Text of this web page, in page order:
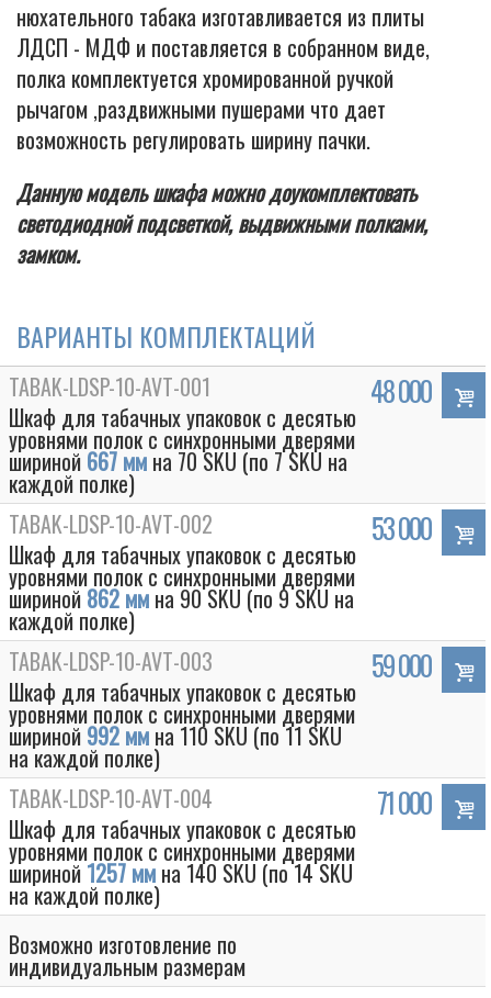
нюхательного табака изготавливается из плиты
ЛДСП - МДФ и поставляется в собранном виде,
полка комплектуется хромированной ручкой
рычагом ,раздвижными пушерами что дает
возможность регулировать ширину пачки.
Данную модель шкафа можно доукомплектовать
светодиодной подсветкой, выдвижными полками,
замком.
ВАРИАНТЫ КОМПЛЕКТАЦИЙ
TABAK-LDSP-10-AVT-001
Шкаф для табачных упаковок с десятью
уровнями полок с синхронными дверями
шириной 667 мм на 70 SKU (по 7 SKU на
каждой полке)
48 000
TABAK-LDSP-10-AVT-002
Шкаф для табачных упаковок с десятью
уровнями полок с синхронными дверями
шириной 862 мм на 90 SKU (по 9 SKU на
каждой полке)
53 000
TABAK-LDSP-10-AVT-003
Шкаф для табачных упаковок с десятью
уровнями полок с синхронными дверями
шириной 992 мм на 110 SKU (по 11 SKU
на каждой полке)
59 000
TABAK-LDSP-10-AVT-004
Шкаф для табачных упаковок с десятью
уровнями полок с синхронными дверями
шириной 1257 мм на 140 SKU (по 14 SKU
на каждой полке)
71 000
Возможно изготовление по
индивидуальным размерам